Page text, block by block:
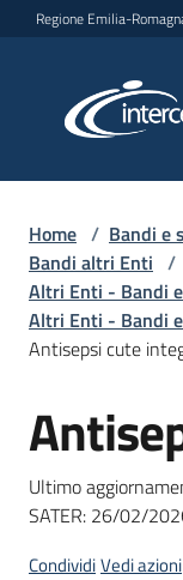
Vai al contenuto
Vai alla navigazione
Vai al footer
Regione Emilia-
L'Agenzia
Bandi
strumenti
di
acquisto
Home / Bandi e
Bandi altri Enti /
Altri Enti - Bandi
Altri Enti - Bandi
Antisepsi cute
Salta al contenuto
Ultimo
SATER: 26/02/
CondividiVedi azioni